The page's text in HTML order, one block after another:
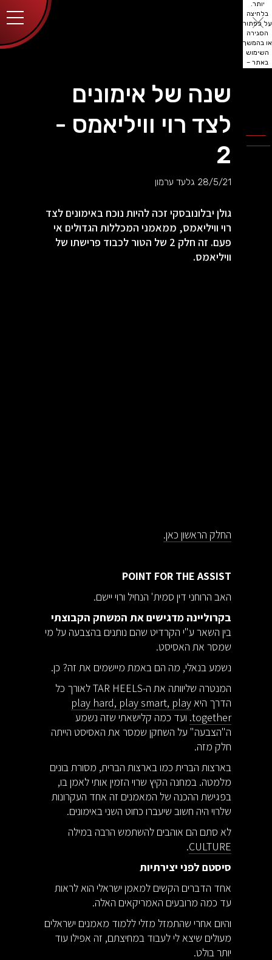
יותר.
בלחיצה
על כפתור
הסגירה
או בהמשך
השימוש
באתר –
שנה של אימונים
לצד רוי וויליאמס -
2
28/5/21 גלעד ערמון
גולן יבלונובסקי זכה להיות נוכח באימונים לצד
רוי וויליאמס, ממאמני המכללות הגדולים אי
פעם. זה חלק 2 של הטור לכבוד פרישתו של
וויליאמס.
החלק הראשון כאן.
POINT FOR THE ASSIST
האב הרוחני דין סמית' הנחיל ורוי יישם.
בקרוליינה מדגישים את המשחק הקבוצתי
בין השאר ע"י הקרדיט שהם נותנים בהצבעה על מי
שמסר את האסיסט.
נשמע בנאלי, מה הם באמת מיישמים את זה? כן.
המנטרה שליוותה את ה-TAR HEELS לאורך כל
הדרך היאplay hard, play smart, play
together. ועד כמה קלישאתי שזה נשמע
ה"הצבעה" על השחקן שמסר את האסיסט הייתה
חלק מזה.
בארצות הברית כמו בארצות הברית, מסורת בונים
מלמטה. במחנה הקיץ שרוי הזמין אותי לאמן בו,
בפגישת ההכנה של המאמנים זה אחד העקרונות
שלרוי היה חשוב שיעברו כחוט השני באימונים.
לא סתם הם אוהבים להשתמש הרבה במילה
CULTURE
.
סיסטם לפני יצירתיות
אחד הדברים הקשים למאמן ישראלי הוא לראות
עד כמה מרובעים האמריקאים האלה.
והיום אחרי שהתמזל מזלי ללמוד מאמנים ישראלים
מעולים שיצא לי לעבוד במחיצתם, זה אפילו עוד
יותר בולט.